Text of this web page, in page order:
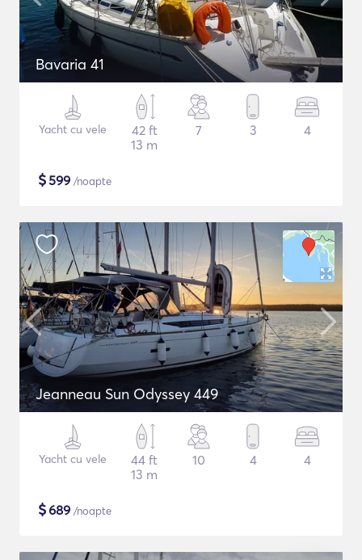
Bavaria 41
Yacht cu vele
42 ft
13 m
7 3 4
$599 /noapte
Jeanneau Sun Odyssey 449
Yacht cu vele
44 ft
13 m
10 4 4
$689 /noapte